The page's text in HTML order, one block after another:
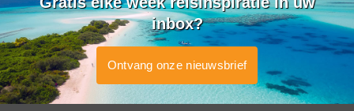
inbox?
Ontvang onze nieuwsbrief